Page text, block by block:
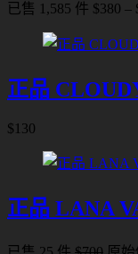
已售 1,585 件 $380 –
正品
$ 130
正品 LANA